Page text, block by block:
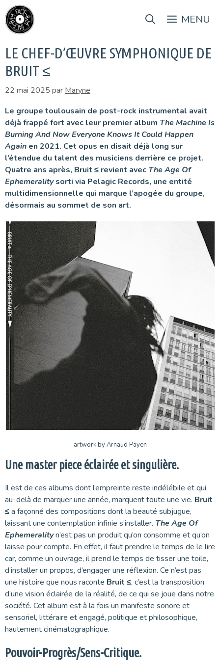
Aller
au
contenu
MENU
LE CHEF-D’ŒUVRE SYMPHONIQUE DE
BRUIT ≤
22 mai 2025 par Maryne
Le groupe toulousain de post-rock instrumental avait
déjà frappé fort avec leur premier album The Machine Is
Burning And Now Everyone Knows It Could Happen
Again en 2021. Cet opus en disait déjà long sur
l’étendue du talent des musiciens derrière ce projet.
Quatre ans après, Bruit ≤ revient avec The Age Of
Ephemeralitysorti via Pelagic Records, une entité
multidimensionnelle qui marque l’apogée du groupe,
désormais au sommet de son art.
artwork by Arnaud Payen
Une master piece éclairée et singulière.
Il est de ces albums dont l’empreinte reste indélébile et qui,
au-delà de marquer une année, marquent toute une vie. Bruit
≤a façonné des compositions dont la beauté subjugue,
laissant une contemplation infinie s’installer. The Age Of
Ephemeralityn’est pas un produit qu’on consomme et qu’on
laisse pour compte. En effet, il faut prendre le temps de le lire
car, comme un ouvrage, il prend le temps de tisser une toile,
d’installer un propos, d’engager une réflexion. Ce n’est pas
une histoire que nous raconte Bruit ≤, c’est la transposition
d’une vision éclairée de la réalité, de ce qui se joue dans notre
société. Cet album est à la fois un manifeste sonore et
sensoriel, littéraire et engagé, politique et philosophique,
hautement cinématographique.
Pouvoir-Progrès/Sens-Critique.